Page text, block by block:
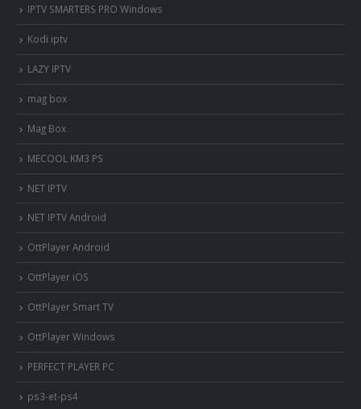
IPTV SMARTERS PRO Windows
Kodi iptv
LAZY IPTV
mag box
Mag Box
MECOOL KM3 PS
NET IPTV
NET IPTV Android
OttPlayer Android
OttPlayer iOS
OttPlayer Smart TV
OttPlayer Windows
PERFECT PLAYER PC
ps3-et-ps4